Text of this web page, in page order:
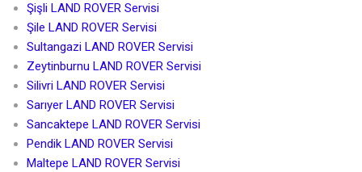
Şişli LAND ROVER Servisi
Şile LAND ROVER Servisi
Sultangazi LAND ROVER Servisi
Zeytinburnu LAND ROVER Servisi
Silivri LAND ROVER Servisi
Sarıyer LAND ROVER Servisi
Sancaktepe LAND ROVER Servisi
Pendik LAND ROVER Servisi
Maltepe LAND ROVER Servisi